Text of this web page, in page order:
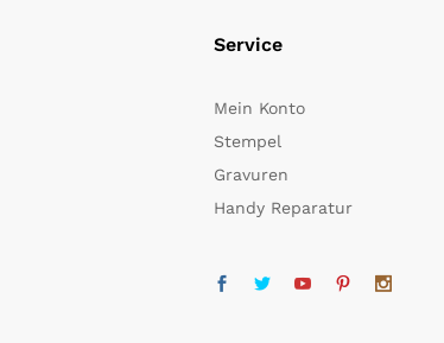
Service
Mein Konto
Stempel
Gravuren
Handy Reparatur